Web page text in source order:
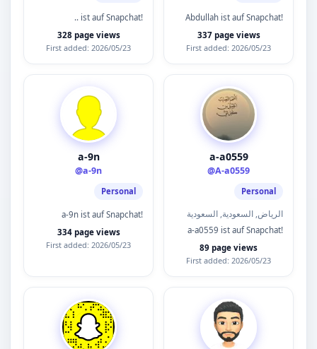
.. ist auf Snapchat!
328 page views
First added: 2026/05/23
Abdullah ist auf Snapchat!
337 page views
First added: 2026/05/23
a-9n
@a-9n
Personal
a-9n ist auf Snapchat!
334 page views
First added: 2026/05/23
a-a0559
@A-a0559
Personal
الرياض, السعودية, السعودية
a-a0559 ist auf Snapchat!
89 page views
First added: 2026/05/23